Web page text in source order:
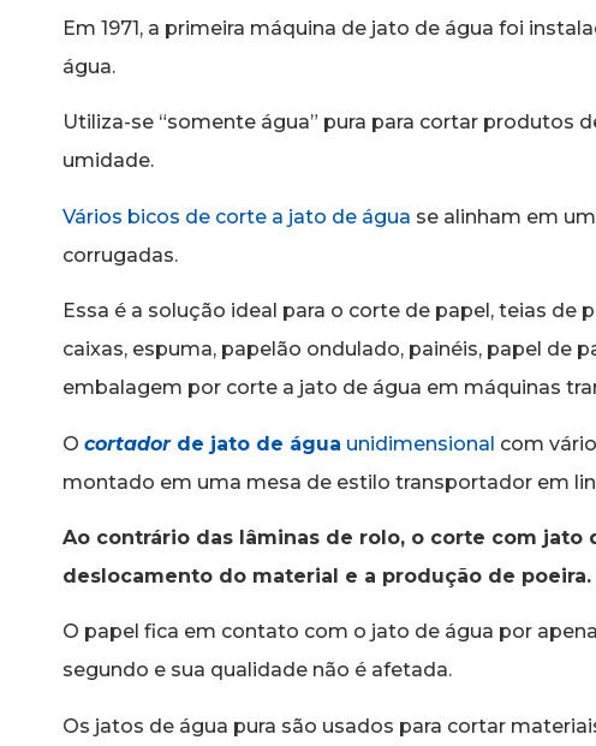
Em 1971, a primeira máquina de jato de água foi
água.
Utiliza-se “somente água” pura para cortar produtos
umidade.
Vários bicos de corte a jato de água se alinham em
corrugadas.
Essa é a solução ideal para o corte de papel, teias de
caixas, espuma, papelão ondulado, painéis, papel de
embalagem por corte a jato de água em máquinas
O cortadorde jato de água unidimensional com
montado em uma mesa de estilo transportador em
Ao contrário das lâminas de rolo, o corte com jato
deslocamento do material e a produção de poeira.
O papel fica em contato com o jato de água por
segundo e sua qualidade não é afetada.
Os jatos de água pura são usados para cortar